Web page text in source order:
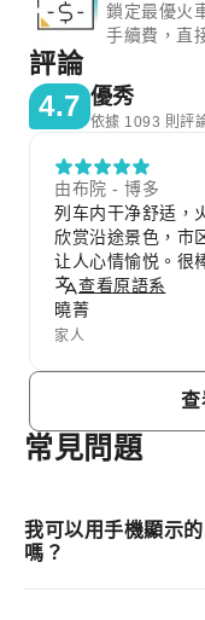
鎖定最優火
手續費，直
評論
4.7 優秀
依據 1093 則評
由布院 - 博多
列车内干净舒适，
欣赏沿途景色，市
让人心情愉悦。很
查看原語系
曉菁
家人
Item
查
常見問題
我可以用手機顯示
嗎？